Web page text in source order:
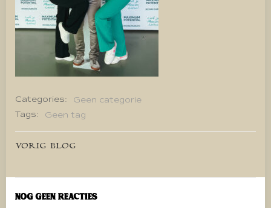
Categories:
Geen categorie
Tags:
Geen tag
Bericht
navigatie
VORIG BLOG
Nog geen reacties